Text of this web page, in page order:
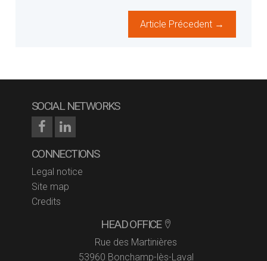
Article Précedent →
SOCIAL NETWORKS
CONNECTIONS
Legal notice
Site map
Credits
HEAD OFFICE
Rue des Martinières
53960 Bonchamp-lès-Laval